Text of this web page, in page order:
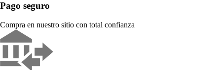
Pago seguro
Compra en nuestro sitio con total confianza